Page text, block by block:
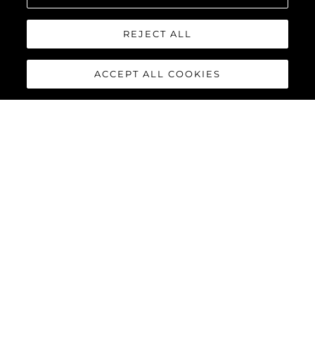
REJECT ALL
ACCEPT ALL COOKIES